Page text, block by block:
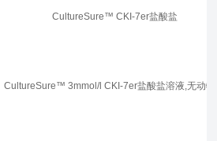
CultureSure™ CKI-7er盐酸盐
CultureSure™ 3mmol/l CKI-7er盐酸盐溶液,无动